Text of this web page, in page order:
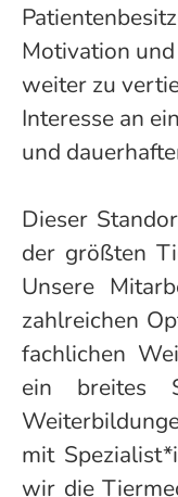
Motivation
weiter zu
Interesse an
und
Dieser
der größten
Unsere
zahlreichen
fachlichen
ein breites
mit
wir die